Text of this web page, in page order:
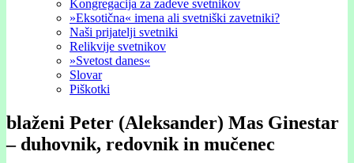
Kongregacija za zadeve svetnikov
»Eksotična« imena ali svetniški zavetniki?
Naši prijatelji svetniki
Relikvije svetnikov
»Svetost danes«
Slovar
Piškotki
blaženi Peter (Aleksander) Mas Ginestar
– duhovnik, redovnik in mučenec